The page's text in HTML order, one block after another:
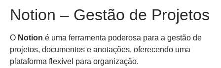
Notion – Gestão de Projetos
O Notion é uma ferramenta poderosa para a gestão de
projetos, documentos e anotações, oferecendo uma
plataforma flexível para organização.